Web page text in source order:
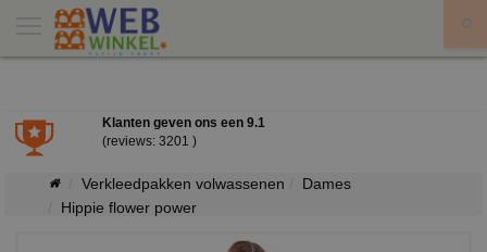
Klanten geven ons een 9.1
(reviews: 3201 )
Verkleedpakken volwassenen
Dames
Hippie flower power